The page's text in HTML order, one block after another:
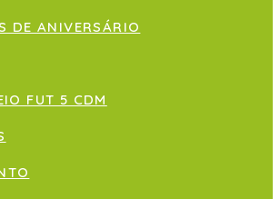
DE ANIVERSÁRIO
FUT 5 CDM